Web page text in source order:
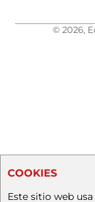
© 2026,
COOKIES
Este sitio web